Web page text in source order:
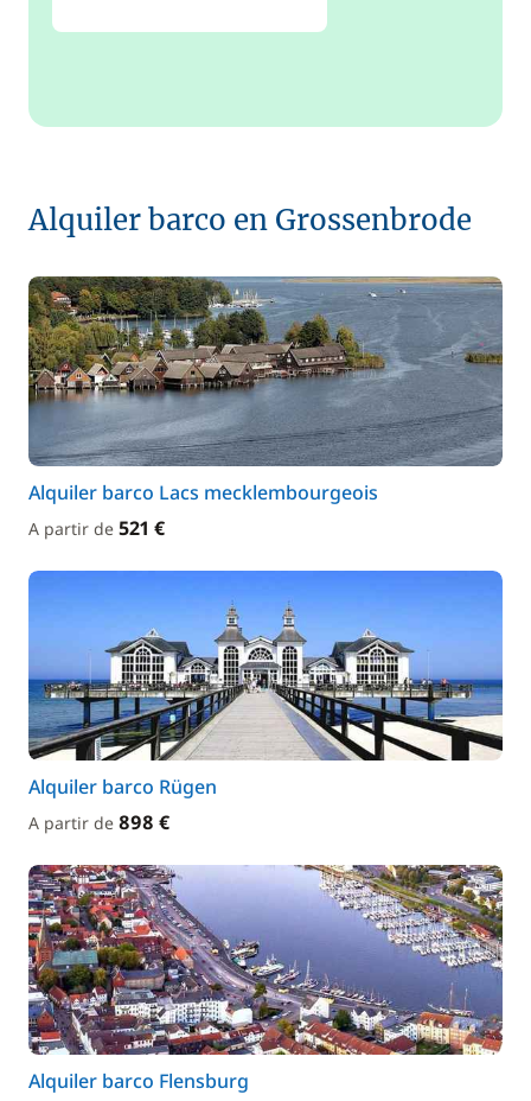
Alquiler barco en Grossenbrode
Alquiler barco Lacs mecklembourgeois
A partir de 521 €
Alquiler barco Rügen
A partir de 898 €
Alquiler barco Flensburg